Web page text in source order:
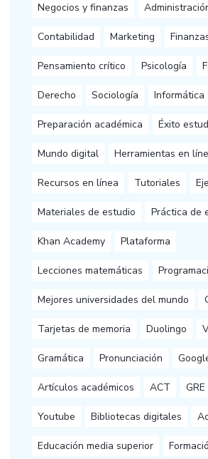
Negocios y finanzas
Contabilidad Marketing
Pensamiento crítico Psicología
Derecho Sociología Informática
Preparación académica Éxito
Mundo digital Herramientas en
Recursos en línea Tutoriales
Materiales de estudio Práctica de
Khan Academy Plataforma
Lecciones matemáticas
Mejores universidades del mundo
Tarjetas de memoria Duolingo
Gramática Pronunciación
Artículos académicos ACT GRE
Youtube Bibliotecas digitales
Educación media superior